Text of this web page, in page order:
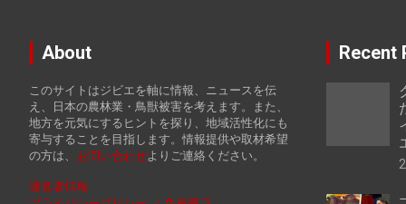
ゲ
ー
シ
ョ
ン
About
このサイトはジビエを軸に情報、ニュースを伝
え、日本の農林業・鳥獣被害を考えます。また、
地方を元気にするヒントを探り、地域活性化にも
寄与することを目指します。情報提供や取材希望
の方は、 お問い合わせよりご連絡ください。
運営者情報
Recent